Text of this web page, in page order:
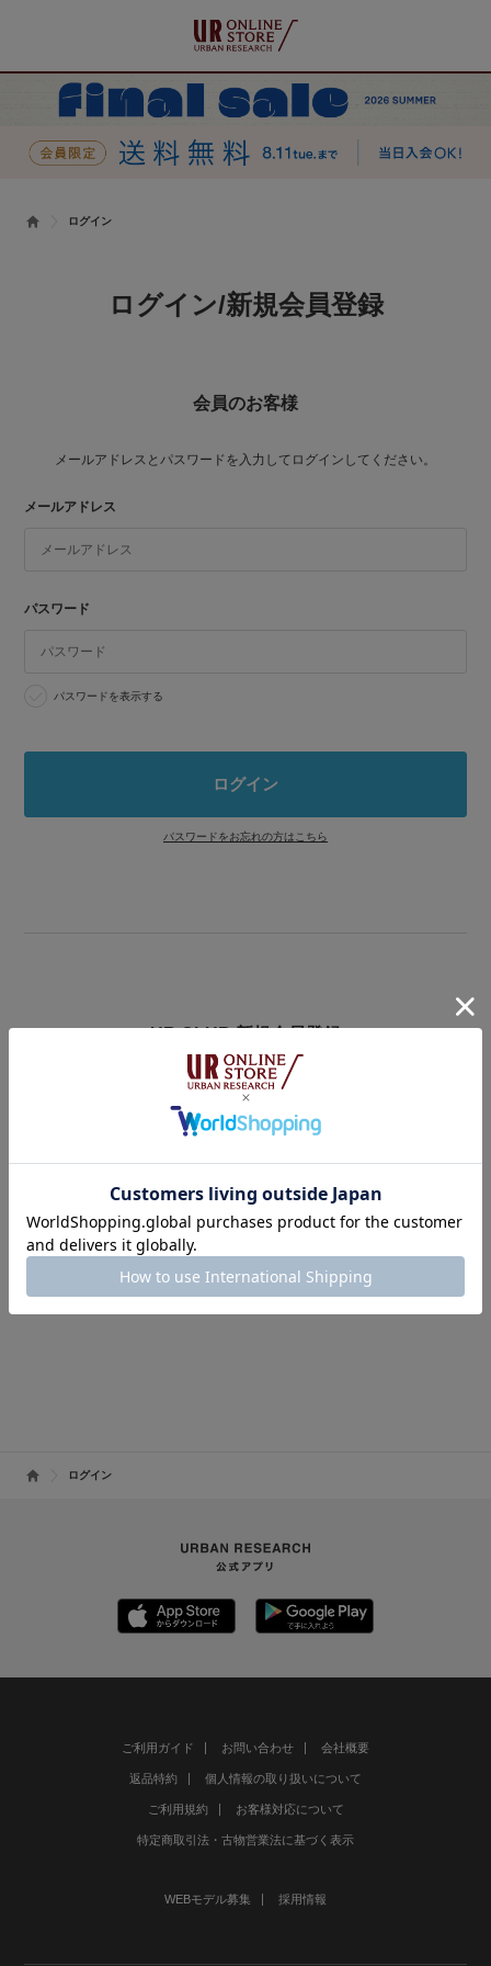
ログイン
ログイン/新規会員登録
会員のお客様
メールアドレスとパスワードを入力してログインしてください。
メールアドレス
パスワード
パスワードを表示する
パスワードをお忘れの方はこちら
UR CLUB 新規会員登録
アーバンリサーチオンラインストアのログインには
オンラインストア・店舗共通会員サービス「UR CLUB」への登録が必要で
す。
※UR CLUB会員サイトへ移動します。
UR CLUBの詳しいサービス内容はこちら
ログイン
ご利用ガイド お問い合わせ 会社概要
返品特約 個人情報の取り扱いについて
ご利用規約 お客様対応について
特定商取引法・古物営業法に基づく表示
WEBモデル募集 採用情報